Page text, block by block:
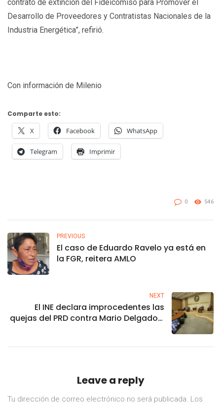
contrato de extinción del Fideicomiso para Promover el
Desarrollo de Proveedores y Contratistas Nacionales de la
Industria Energética”, refirió.
Con información de Milenio
Comparte esto:
X Facebook WhatsApp
Telegram Imprimir
0 546
PREVIOUS
El caso de Eduardo Ravelo ya está en
la FGR, reitera AMLO
NEXT
El INE declara improcedentes las
quejas del PRD contra Mario Delgado y
Leave a reply
Tu dirección de correo electrónico no será publicada. Los